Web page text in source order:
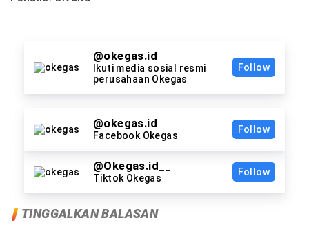
@okegas.id
Ikuti media sosial resmi
perusahaan Okegas
Follow
@okegas.id
Facebook Okegas
Follow
@Okegas.id__
Tiktok Okegas
Follow
TINGGALKAN BALASAN